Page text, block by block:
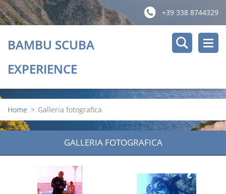
+39 338 8744329
BAMBU SCUBA
EXPERIENCE
Home > Galleria fotografica
GALLERIA FOTOGRAFICA